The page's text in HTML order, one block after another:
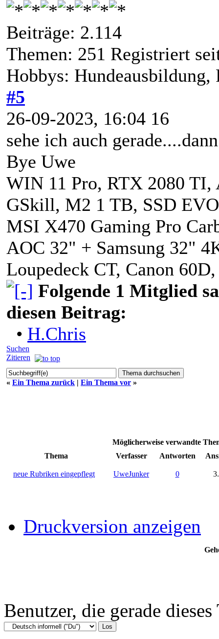
Beiträge: 2.114
Themen: 251 Registriert
Hobbys:
#5
26-09-2023, 16:04 16
sehe ich auch
Bye Uwe
WIN 11 Pro, RTX 2080
GSkill, M2 1 TB, SSD
MSI X470 Gaming Pro
AOC 32" + Samsung 32"
Loupedeck CT, Canon
Folgende 1 Mitglied
diesen Beitrag:
• H.Chris
Suchen
Zitieren
« Ein Thema zurück | Ein Thema vor »
Möglicherweise verwandte
Thema
Verfasser Antworten
neue Rubriken eingepflegt UweJunker 0
Druckversion anzeigen
Benutzer, die gerade